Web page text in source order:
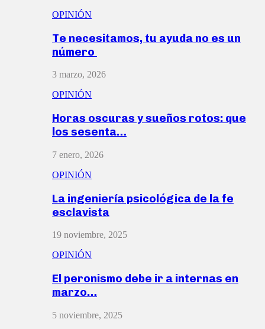
OPINIÓN
Te necesitamos, tu ayuda no es un
número
3 marzo, 2026
OPINIÓN
Horas oscuras y sueños rotos: que
los sesenta…
7 enero, 2026
OPINIÓN
La ingeniería psicológica de la fe
esclavista
19 noviembre, 2025
OPINIÓN
El peronismo debe ir a internas en
marzo…
5 noviembre, 2025